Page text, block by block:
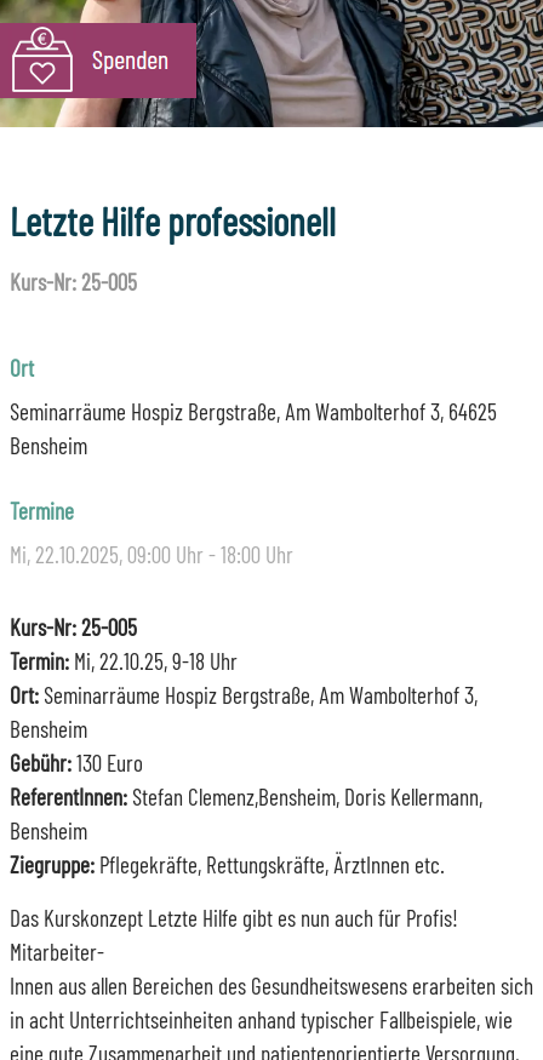
Letzte Hilfe professionell
Kurs-Nr: 25-005
Ort
Seminarräume Hospiz Bergstraße, Am Wambolterhof 3, 64625
Bensheim
Termine
Mi, 22.10.2025, 09:00 Uhr - 18:00 Uhr
Kurs-Nr: 25-005
Termin: Mi, 22.10.25, 9-18 Uhr
Ort: Seminarräume Hospiz Bergstraße, Am Wambolterhof 3,
Bensheim
Gebühr:130 Euro
ReferentInnen: Stefan Clemenz,Bensheim, Doris Kellermann,
Bensheim
Ziegruppe: Pflegekräfte, Rettungskräfte, ÄrztInnen etc.
Das Kurskonzept Letzte Hilfe gibt es nun auch für Profis!
Mitarbeiter-
Innen aus allen Bereichen des Gesundheitswesens erarbeiten sich
in acht Unterrichtseinheiten anhand typischer Fallbeispiele, wie
eine gute Zusammenarbeit und patientenorientierte Versorgung,